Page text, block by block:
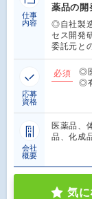
仕事
内容
薬品の開
◎自社製
セス開発
委託元と
応募
資格
必須
◎
◎
会社
概要
医薬品、
品、化成
気に